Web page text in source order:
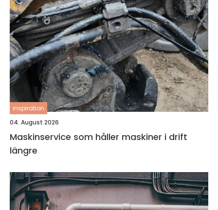
inspiration
04. August 2026
Maskinservice som håller maskiner i drift
längre